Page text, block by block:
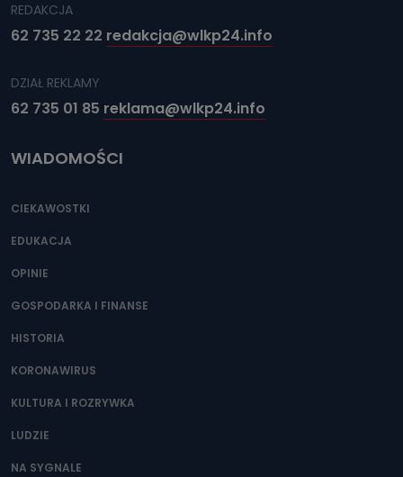
REDAKCJA
62 735 22 22 redakcja@wlkp24.info
DZIAŁ REKLAMY
62 735 01 85 reklama@wlkp24.info
WIADOMOŚCI
CIEKAWOSTKI
EDUKACJA
OPINIE
GOSPODARKA I FINANSE
HISTORIA
KORONAWIRUS
KULTURA I ROZRYWKA
LUDZIE
NA SYGNALE